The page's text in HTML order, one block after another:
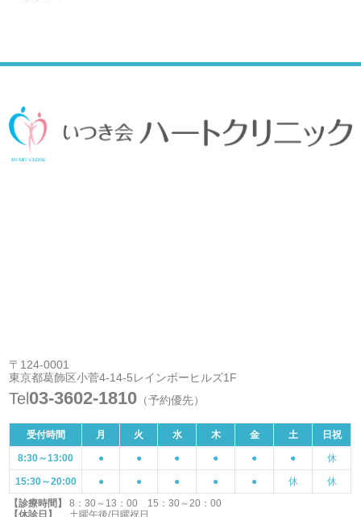
〒124-0001
東京都葛飾区小菅4-14-5レインボーヒルズ1F
Tel 03-3602-1810 （予約優先）
受付時間 月 火 水 木 金 土 日祝
8:30～13:00 ● ● ● ● ● ● 休
15:30～20:00 ● ● ● ● ● 休
休
【診療時間】
8：30～13：00 15：30～20：00